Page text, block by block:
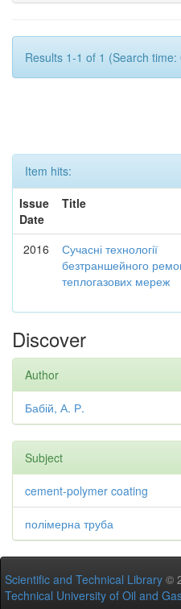
Results 1-1 of 1 (Search
Item hits:
Issue
Date
Title
2016
Сучасні технології
безтраншейного
теплогазових мереж
Discover
Author
Бабій, А. Р.
Subject
cement-polymer coating
полімерна труба
Scientific and Technical Library ©
Technical University of Oil and